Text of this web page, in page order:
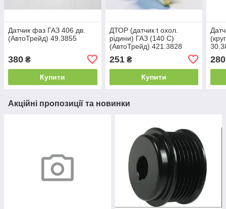
Датчик фаз ГАЗ 406 дв.
(АвтоТрейд) 49.3855
380 ₴
Купити
ДТОР (датчик t охол.
рідини) ГАЗ (140 С)
(АвтоТрейд) 421.3828
251₴
Купити
280
Акційні пропозиції та новинки